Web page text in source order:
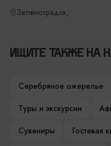
Зеленоградск,
ИЩИТЕ ТАКЖЕ НА
Серебряное ожерелье
Туры и экскурсии
Сувениры
Гостевая